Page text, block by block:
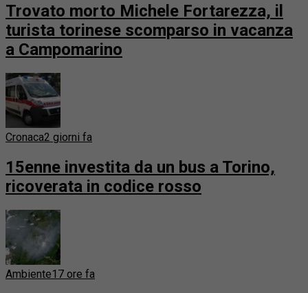
Trovato morto Michele Fortarezza, il
turista torinese scomparso in vacanza
a Campomarino
Cronaca2 giorni fa
15enne investita da un bus a Torino,
ricoverata in codice rosso
Ambiente17 ore fa